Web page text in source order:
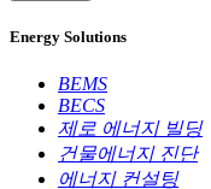
Energy Solutions
BEMS
BECS
제로 에너지 빌딩
건물에너지 진단
에너지 컨설팅